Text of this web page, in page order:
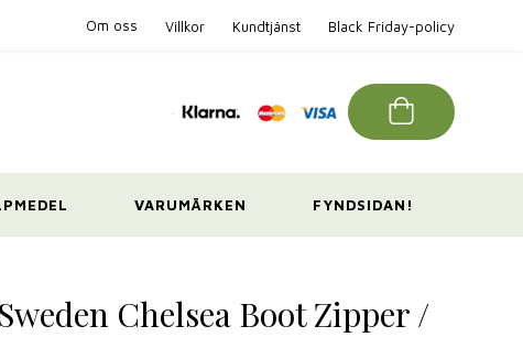
Om oss Villkor Kundtjänst Black Friday-policy
VARUMÄRKEN FYNDSIDAN!
Chelsea Boot Zipper /